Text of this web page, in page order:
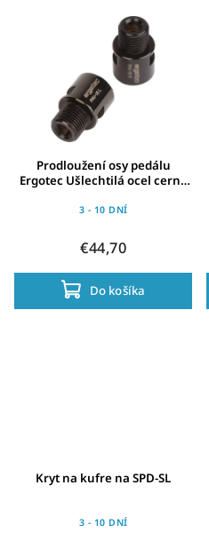
Prodloužení osy pedálu
Ergotec Ušlechtilá ocel cerná
3 - 10 DNÍ
€44,70
Do košíka
Kryt na kufre na SPD-SL
3 - 10 DNÍ